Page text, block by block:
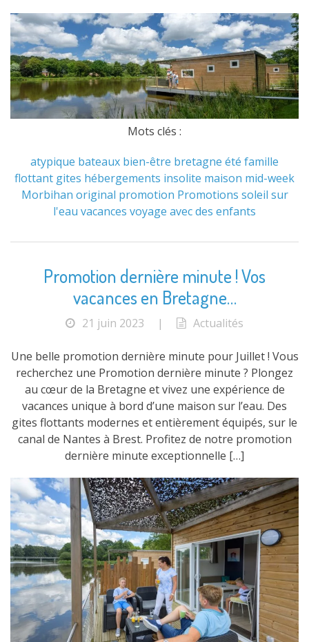
Mots clés :
atypique bateaux bien-être bretagne été famille
flottant gites hébergements insolite maison mid-week
Morbihan original promotion Promotions soleil sur
l'eau vacances voyage avec des enfants
Promotion dernière minute ! Vos
vacances en Bretagne…
21 juin 2023 | Actualités
Une belle promotion dernière minute pour Juillet ! Vous
recherchez une Promotion dernière minute ? Plongez
au cœur de la Bretagne et vivez une expérience de
vacances unique à bord d’une maison sur l’eau. Des
gites flottants modernes et entièrement équipés, sur le
canal de Nantes à Brest. Profitez de notre promotion
dernière minute exceptionnelle […]